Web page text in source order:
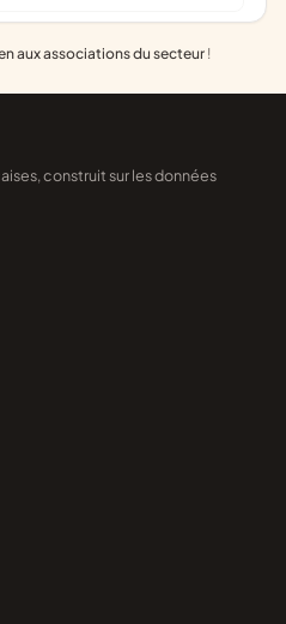
aux associations du secteur !